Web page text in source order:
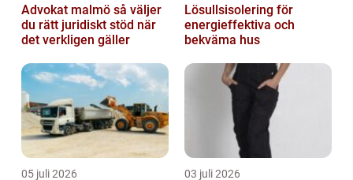
Advokat malmö så väljer
du rätt juridiskt stöd när
det verkligen gäller
Lösullsisolering för
energieffektiva och
bekväma hus
05 juli 2026 03 juli 2026